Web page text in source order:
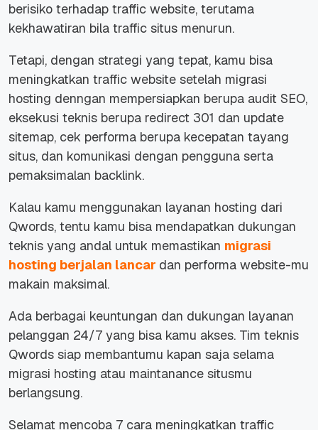
berisiko terhadap traffic website, terutama
kekhawatiran bila traffic situs menurun.
Tetapi, dengan strategi yang tepat, kamu bisa
meningkatkan traffic website setelah migrasi
hosting denngan mempersiapkan berupa audit SEO,
eksekusi teknis berupa redirect 301 dan update
sitemap, cek performa berupa kecepatan tayang
situs, dan komunikasi dengan pengguna serta
pemaksimalan backlink.
Kalau kamu menggunakan layanan hosting dari
Qwords, tentu kamu bisa mendapatkan dukungan
teknis yang andal untuk memastikan migrasi
hosting berjalan lancar dan performa website-mu
makain maksimal.
Ada berbagai keuntungan dan dukungan layanan
pelanggan 24/7 yang bisa kamu akses. Tim teknis
Qwords siap membantumu kapan saja selama
migrasi hosting atau maintanance situsmu
berlangsung.
Selamat mencoba 7 cara meningkatkan traffic